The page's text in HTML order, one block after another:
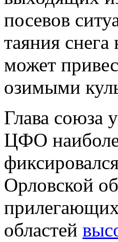
посевов
таяния
может
озимыми
Глава союза
ЦФО
Орловской
областей